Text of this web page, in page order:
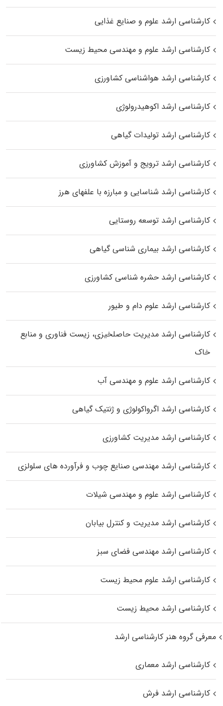
کارشناسی ارشد علوم و صنایع غذایی
کارشناسی ارشد علوم و مهندسی محیط زیست
کارشناسی ارشد هواشناسی کشاورزی
کارشناسی ارشد اکوهیدرولوژی
کارشناسی ارشد تولیدات گیاهی
کارشناسی ارشد ترویج و آموزش کشاورزی
کارشناسی ارشد شناسایی و مبارزه با علفهای هرز
کارشناسی ارشد توسعه روستایی
کارشناسی ارشد بیماری‌ شناسی گیاهی
کارشناسی ارشد حشره‌ شناسی کشاورزی
کارشناسی ارشد علوم دام و طیور
کارشناسی ارشد مدیریت حاصلخیزی، زیست فناوری و منابع
خاک
کارشناسی ارشد علوم و مهندسی آب
کارشناسی ارشد اگرواکولوژی و ژنتیک گیاهی
کارشناسی ارشد مدیریت کشاورزی
کارشناسی ارشد مهندسی صنایع چوب و فرآورده‌ های سلولزی
کارشناسی ارشد علوم و مهندسی شیلات
کارشناسی ارشد مدیریت و کنترل بیابان
کارشناسی ارشد مهندسی فضای سبز
کارشناسی ارشد علوم محیط‌ زیست
کارشناسی ارشد محیط زیست
معرفی گروه هنر کارشناسی ارشد
کارشناسی ارشد معماری
کارشناسی ارشد فرش